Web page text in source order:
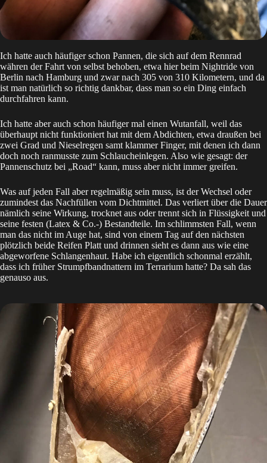
Ich hatte auch häufiger schon Pannen, die sich auf dem Rennrad
währen der Fahrt von selbst behoben, etwa hier beim Nightride von
Berlin nach Hamburg und zwar nach 305 von 310 Kilometern, und da
ist man natürlich so richtig dankbar, dass man so ein Ding einfach
durchfahren kann.
Ich hatte aber auch schon häufiger mal einen Wutanfall, weil das
überhaupt nicht funktioniert hat mit dem Abdichten, etwa draußen bei
zwei Grad und Nieselregen samt klammer Finger, mit denen ich dann
doch noch ranmusste zum Schlaucheinlegen. Also wie gesagt: der
Pannenschutz bei „Road“ kann, muss aber nicht immer greifen.
Was auf jeden Fall aber regelmäßig sein muss, ist der Wechsel oder
zumindest das Nachfüllen vom Dichtmittel. Das verliert über die Dauer
nämlich seine Wirkung, trocknet aus oder trennt sich in Flüssigkeit und
seine festen (Latex & Co.-) Bestandteile. Im schlimmsten Fall, wenn
man das nicht im Auge hat, sind von einem Tag auf den nächsten
plötzlich beide Reifen Platt und drinnen sieht es dann aus wie eine
abgeworfene Schlangenhaut. Habe ich eigentlich schonmal erzählt,
dass ich früher Strumpfbandnattern im Terrarium hatte? Da sah das
genauso aus.